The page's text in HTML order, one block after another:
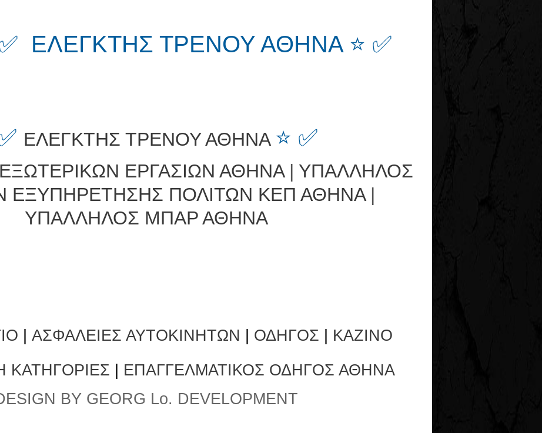
✅ ΕΛΕΓΚΤΗΣ ΤΡΕΝΟΥ ΑΘΗΝΑ ⭐ ✅
ΕΛΕΓΚΤΗΣ ΤΡΕΝΟΥ ΑΘΗΝΑ ⭐ ✅
ΕΡΓΑΣΙΩΝ ΑΘΗΝΑ| ΥΠΑΛΛΗΛΟΣ
ΕΞΥΠΗΡΕΤΗΣΗΣ ΠΟΛΙΤΩΝ ΚΕΠ ΑΘΗΝΑ|
ΥΠΑΛΛΗΛΟΣ ΜΠΑΡ ΑΘΗΝΑ
ΑΣΦΑΛΕΙΕΣ ΑΥΤΟΚΙΝΗΤΩΝ ΟΔΗΓΟΣ ΚΑΖΙΝΟ
ΚΑΤΗΓΟΡΙΕΣ
ΕΠΑΓΓΕΛΜΑΤΙΚΟΣ ΟΔΗΓΟΣ ΑΘΗΝΑ
BY GEORG Lo. DEVELOPMENT